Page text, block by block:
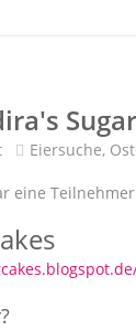
Eiersuche,
eine